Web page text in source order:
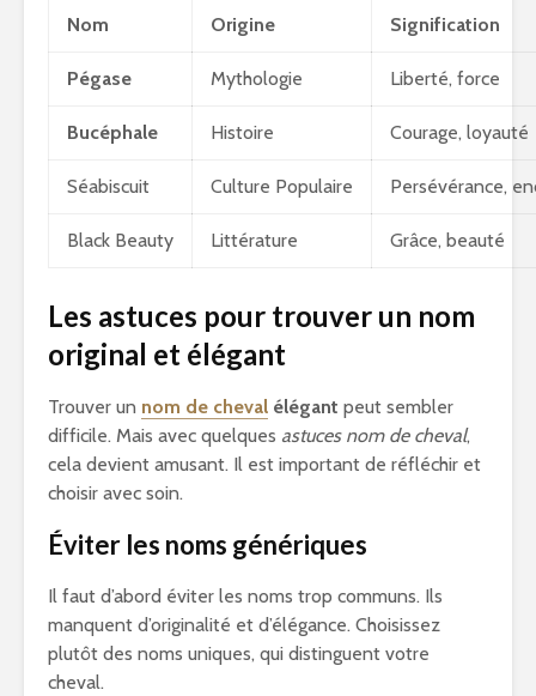
Nom Origine Signification
Pégase Mythologie Liberté, force
Bucéphale Histoire Courage, loyauté
Séabiscuit Culture Populaire Persévérance,
Black Beauty Littérature Grâce, beauté
Les astuces pour trouver un nom
original et élégant
Trouver un nom de cheval élégant peut sembler
difficile. Mais avec quelques astuces nom de cheval,
cela devient amusant. Il est important de réfléchir et
choisir avec soin.
Éviter les noms génériques
Il faut d’abord éviter les noms trop communs. Ils
manquent d’originalité et d’élégance. Choisissez
plutôt des noms uniques, qui distinguent votre
cheval.